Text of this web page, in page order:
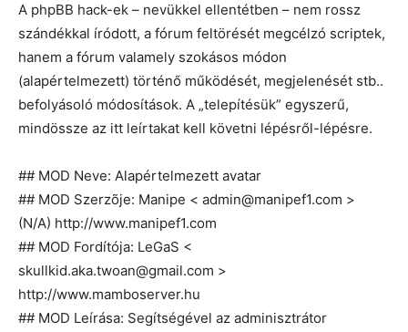
A phpBB hack-ek – nevükkel ellentétben – nem rossz
szándékkal íródott, a fórum feltörését megcélzó scriptek,
hanem a fórum valamely szokásos módon
(alapértelmezett) történő működését, megjelenését stb..
befolyásoló módosítások. A „telepítésük” egyszerű,
mindössze az itt leírtakat kell követni lépésről-lépésre.
## MOD Neve: Alapértelmezett avatar
## MOD Szerzõje: Manipe < admin@manipef1.com >
(N/A) http://www.manipef1.com
## MOD Fordítója: LeGaS <
skullkid.aka.twoan@gmail.com >
http://www.mamboserver.hu
## MOD Leírása: Segítségével az adminisztrátor